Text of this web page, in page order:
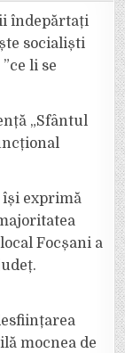
îndepărtați
socialiști
li se
„Sfântul
își exprimă
Focșani a
mocnea de